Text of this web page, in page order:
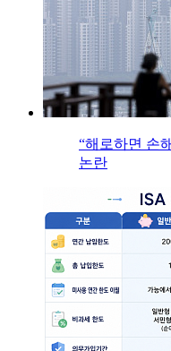
“해로하면 손
논란